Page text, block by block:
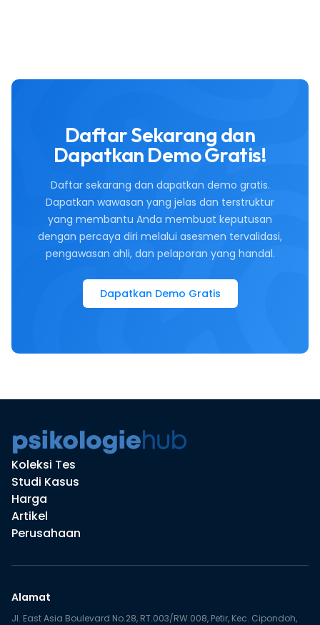
Daftar Sekarang dan
Dapatkan Demo Gratis!
Daftar sekarang dan dapatkan demo gratis.
Dapatkan wawasan yang jelas dan terstruktur
yang membantu Anda membuat keputusan
dengan percaya diri melalui asesmen tervalidasi,
pengawasan ahli, dan pelaporan yang handal.
Dapatkan Demo Gratis
Koleksi Tes
Studi Kasus
Harga
Artikel
Perusahaan
Alamat
Jl. East Asia Boulevard No.28, RT.003/RW.008, Petir, Kec. Cipondoh,